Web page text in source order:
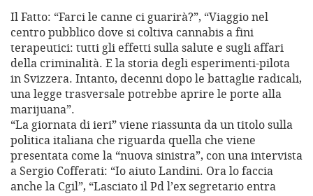
Il Fatto: “Farci le canne ci guarirà?”, “Viaggio nel
centro pubblico dove si coltiva cannabis a fini
terapeutici: tutti gli effetti sulla salute e sugli affari
della criminalità. E la storia degli esperimenti-pilota
in Svizzera. Intanto, decenni dopo le battaglie radicali,
una legge trasversale potrebbe aprire le porte alla
marijuana”.
“La giornata di ieri” viene riassunta da un titolo sulla
politica italiana che riguarda quella che viene
presentata come la “nuova sinistra”, con una intervista
a Sergio Cofferati: “Io aiuto Landini. Ora lo faccia
anche la Cgil”, “Lasciato il Pd l’ex segretario entra